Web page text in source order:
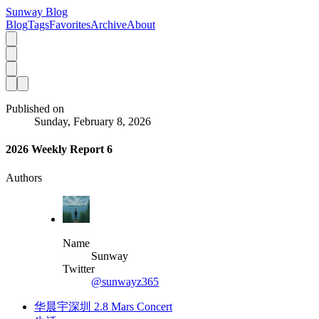
Sunway Blog
BlogTagsFavoritesArchiveAbout
Published on
Sunday, February 8, 2026
2026 Weekly Report 6
Authors
Name
Sunway
Twitter
@sunwayz365
华晨宇深圳 2.8 Mars Concert